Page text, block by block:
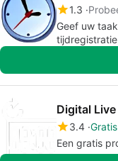
1.3
Geef uw
Digital
3.4 Gratis
Een gratis